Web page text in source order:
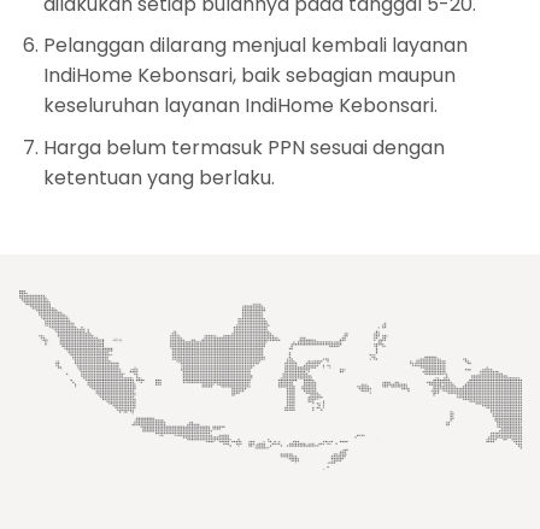
Pelanggan dilarang menjual kembali layanan
IndiHome Kebonsari, baik sebagian maupun
keseluruhan layanan IndiHome Kebonsari.
Harga belum termasuk PPN sesuai dengan
ketentuan yang berlaku.